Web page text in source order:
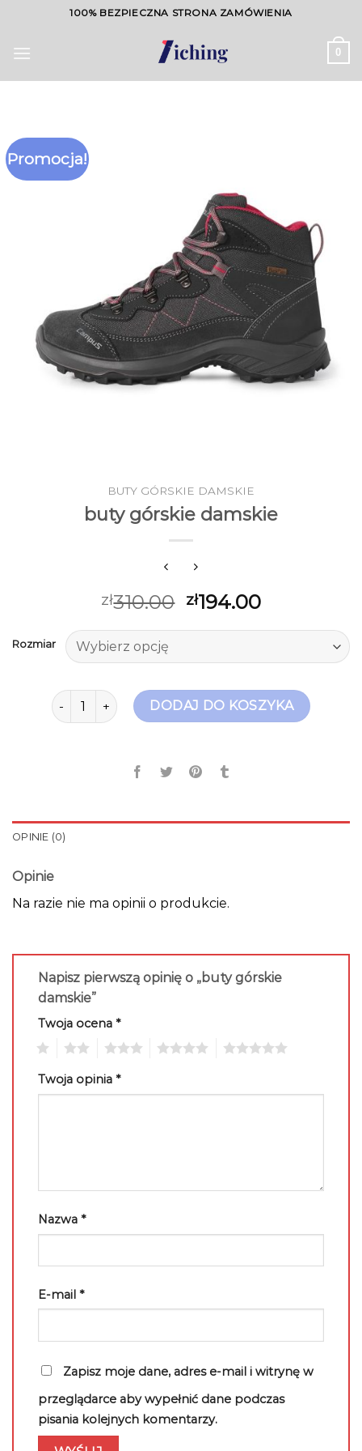
content
100% BEZPIECZNA STRONA ZAMÓWIENIA
0
Promocja!
BUTY GÓRSKIE DAMSKIE
buty górskie damskie
zł310.00 zł194.00
Rozmiar
ilość buty górskie damskieDODAJ DO KOSZYKA
OPINIE (0)
Opinie
Na razie nie ma opinii o produkcie.
Napisz pierwszą opinię o „buty górskie
damskie”
Twoja ocena *
Twoja opinia *
Nazwa *
E-mail *
Zapisz moje dane, adres e-mail i witrynę w
przeglądarce aby wypełnić dane podczas
pisania kolejnych komentarzy.